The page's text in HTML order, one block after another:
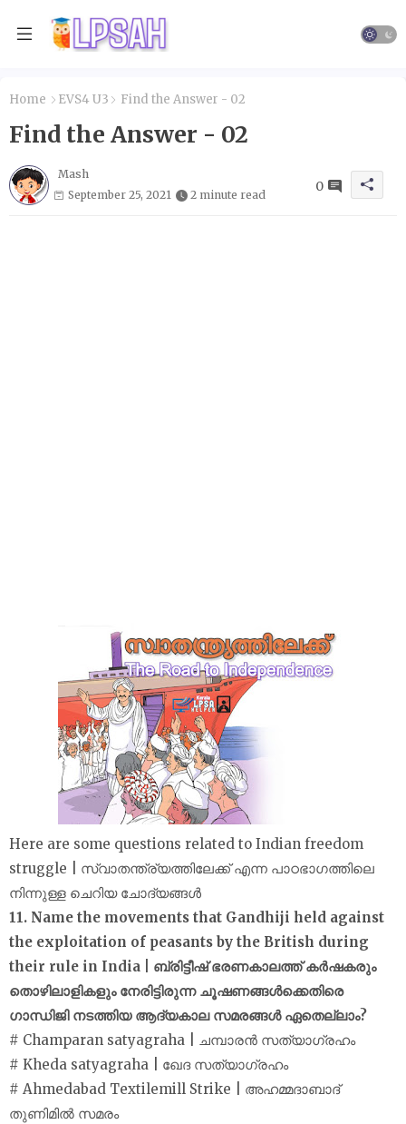
Home EVS4 U3 Find the Answer - 02
Find the Answer - 02
Mash
September 25, 2021
2 minute read
0
Here are some questions related to Indian freedom
struggle | സ്വാതന്ത്ര്യത്തിലേക്ക് എന്ന പാഠഭാഗത്തിലെ
നിന്നുള്ള ചെറിയ ചോദ്യങ്ങൾ
11. Name the movements that Gandhiji held against
the exploitation of peasants by the British during
their rule in India | ബ്രിട്ടീഷ് ഭരണകാലത്ത് കർഷകരും
തൊഴിലാളികളും നേരിട്ടിരുന്ന ചൂഷണങ്ങൾക്കെതിരെ
ഗാന്ധിജി നടത്തിയ ആദ്യകാല സമരങ്ങൾ ഏതെല്ലാം?
# Champaran satyagraha | ചമ്പാരൻ സത്യാഗ്രഹം
# Kheda satyagraha | ഖേദ സത്യാഗ്രഹം
# Ahmedabad Textilemill Strike | അഹമ്മദാബാദ്
തുണിമിൽ സമരം